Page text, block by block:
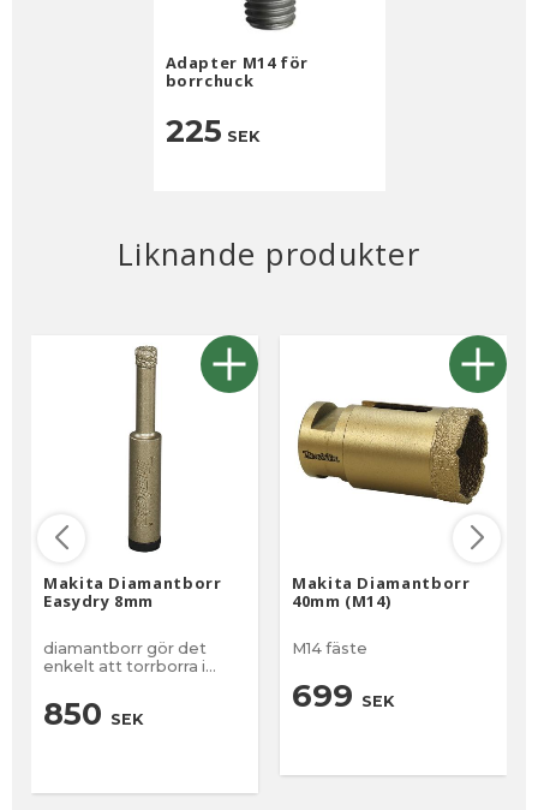
Adapter M14 för
borrchuck
225 SEK
Liknande produkter
Makita Diamantborr
Easydry 8mm
diamantborr gör det
enkelt att torrborra i
850 SEK
Makita Diamantborr
40mm (M14)
M14 fäste
699 SEK